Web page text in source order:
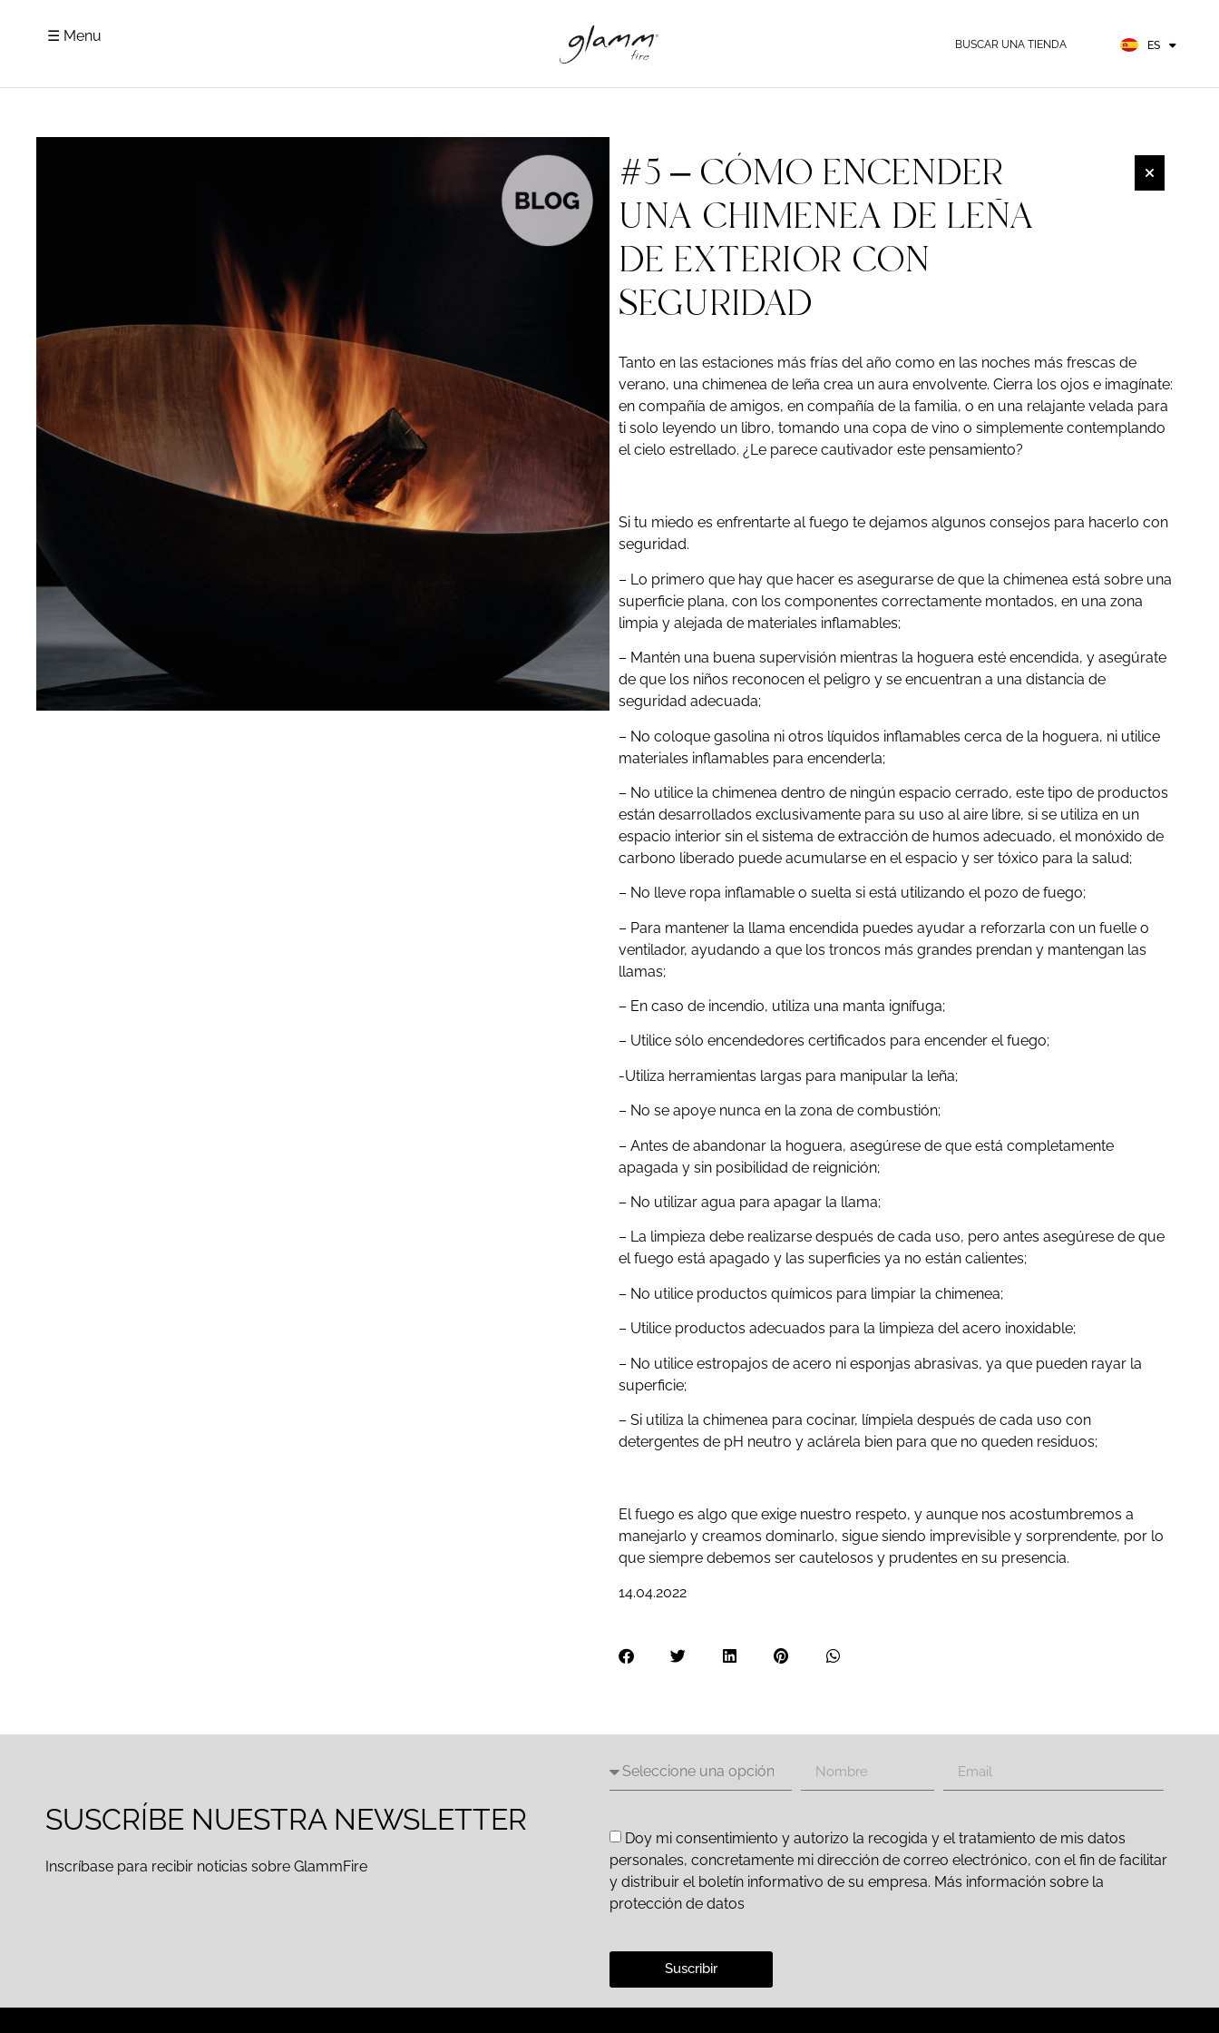
☰ Menu BUSCAR UNA TIENDA ES
DE
#5 – CÓMO ENCENDER
UNA CHIMENEA DE LEÑA
DE EXTERIOR CON
SEGURIDAD
Tanto en las estaciones más frías del año como en las noches más frescas de
verano, una chimenea de leña crea un aura envolvente. Cierra los ojos e imagínate:
en compañía de amigos, en compañía de la familia, o en una relajante velada para
ti solo leyendo un libro, tomando una copa de vino o simplemente contemplando
el cielo estrellado. ¿Le parece cautivador este pensamiento?
Si tu miedo es enfrentarte al fuego te dejamos algunos consejos para hacerlo con
seguridad.
– Lo primero que hay que hacer es asegurarse de que la chimenea está sobre una
superficie plana, con los componentes correctamente montados, en una zona
limpia y alejada de materiales inflamables;
– Mantén una buena supervisión mientras la hoguera esté encendida, y asegúrate
de que los niños reconocen el peligro y se encuentran a una distancia de
seguridad adecuada;
– No coloque gasolina ni otros líquidos inflamables cerca de la hoguera, ni utilice
materiales inflamables para encenderla;
– No utilice la chimenea dentro de ningún espacio cerrado, este tipo de productos
están desarrollados exclusivamente para su uso al aire libre, si se utiliza en un
espacio interior sin el sistema de extracción de humos adecuado, el monóxido de
carbono liberado puede acumularse en el espacio y ser tóxico para la salud;
– No lleve ropa inflamable o suelta si está utilizando el pozo de fuego;
– Para mantener la llama encendida puedes ayudar a reforzarla con un fuelle o
ventilador, ayudando a que los troncos más grandes prendan y mantengan las
llamas;
– En caso de incendio, utiliza una manta ignífuga;
– Utilice sólo encendedores certificados para encender el fuego;
-Utiliza herramientas largas para manipular la leña;
– No se apoye nunca en la zona de combustión;
– Antes de abandonar la hoguera, asegúrese de que está completamente
apagada y sin posibilidad de reignición;
– No utilizar agua para apagar la llama;
– La limpieza debe realizarse después de cada uso, pero antes asegúrese de que
el fuego está apagado y las superficies ya no están calientes;
– No utilice productos químicos para limpiar la chimenea;
– Utilice productos adecuados para la limpieza del acero inoxidable;
– No utilice estropajos de acero ni esponjas abrasivas, ya que pueden rayar la
superficie;
– Si utiliza la chimenea para cocinar, límpiela después de cada uso con
detergentes de pH neutro y aclárela bien para que no queden residuos;
El fuego es algo que exige nuestro respeto, y aunque nos acostumbremos a
manejarlo y creamos dominarlo, sigue siendo imprevisible y sorprendente, por lo
que siempre debemos ser cautelosos y prudentes en su presencia.
14.04.2022
SUSCRÍBE NUESTRA NEWSLETTER
Inscríbase para recibir noticias sobre GlammFire
Doy mi consentimiento y autorizo la recogida y el tratamiento de mis datos
personales, concretamente mi dirección de correo electrónico, con el fin de facilitar
y distribuir el boletín informativo de su empresa. Más información sobre la
protección de datos
Suscribir